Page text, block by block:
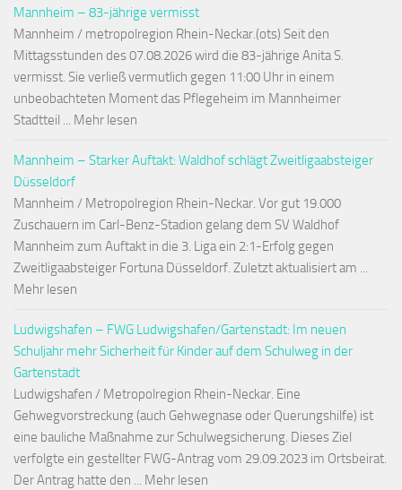
Mannheim – 83-jährige vermisst
Mannheim / metropolregion Rhein-Neckar.(ots) Seit den
Mittagsstunden des 07.08.2026 wird die 83-jährige Anita S.
vermisst. Sie verließ vermutlich gegen 11:00 Uhr in einem
unbeobachteten Moment das Pflegeheim im Mannheimer
Stadtteil ... Mehr lesen
Mannheim – Starker Auftakt: Waldhof schlägt Zweitligaabsteiger
Düsseldorf
Mannheim / Metropolregion Rhein-Neckar. Vor gut 19.000
Zuschauern im Carl-Benz-Stadion gelang dem SV Waldhof
Mannheim zum Auftakt in die 3. Liga ein 2:1-Erfolg gegen
Zweitligaabsteiger Fortuna Düsseldorf. Zuletzt aktualisiert am ...
Mehr lesen
Ludwigshafen – FWG Ludwigshafen/Gartenstadt: Im neuen
Schuljahr mehr Sicherheit für Kinder auf dem Schulweg in der
Gartenstadt
Ludwigshafen / Metropolregion Rhein-Neckar. Eine
Gehwegvorstreckung (auch Gehwegnase oder Querungshilfe) ist
eine bauliche Maßnahme zur Schulwegsicherung. Dieses Ziel
verfolgte ein gestellter FWG-Antrag vom 29.09.2023 im Ortsbeirat.
Der Antrag hatte den ... Mehr lesen